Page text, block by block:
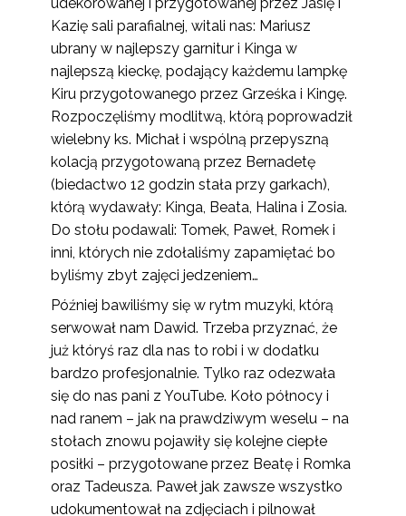
Kazię sali parafialnej, witali nas: Mariusz
ubrany w najlepszy garnitur i Kinga w
najlepszą kieckę, podający każdemu lampkę
Kiru przygotowanego przez Grześka i Kingę.
Rozpoczęliśmy modlitwą, którą poprowadził
wielebny ks. Michał i wspólną przepyszną
kolacją przygotowaną przez Bernadetę
(biedactwo 12 godzin stała przy garkach),
którą wydawały: Kinga, Beata, Halina i Zosia.
Do stołu podawali: Tomek, Paweł, Romek i
inni, których nie zdołaliśmy zapamiętać bo
byliśmy zbyt zajęci jedzeniem…
Później bawiliśmy się w rytm muzyki, którą
serwował nam Dawid. Trzeba przyznać, że
już któryś raz dla nas to robi i w dodatku
bardzo profesjonalnie. Tylko raz odezwała
się do nas pani z YouTube. Koło północy i
nad ranem – jak na prawdziwym weselu – na
stołach znowu pojawiły się kolejne ciepłe
posiłki – przygotowane przez Beatę i Romka
oraz Tadeusza. Paweł jak zawsze wszystko
udokumentował na zdjęciach i pilnował